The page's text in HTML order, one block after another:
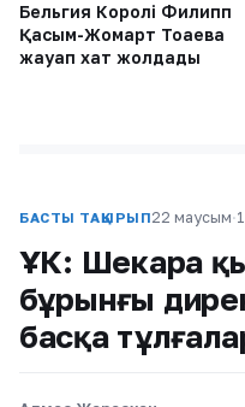
Бельгия Королі Филипп
Қасым-Жомарт Тоқаевқа
жауап хат жолдады
БАСТЫ ТАҚЫРЫП22 маусым·
ҰҚК: Шекара
бұрынғы
басқа